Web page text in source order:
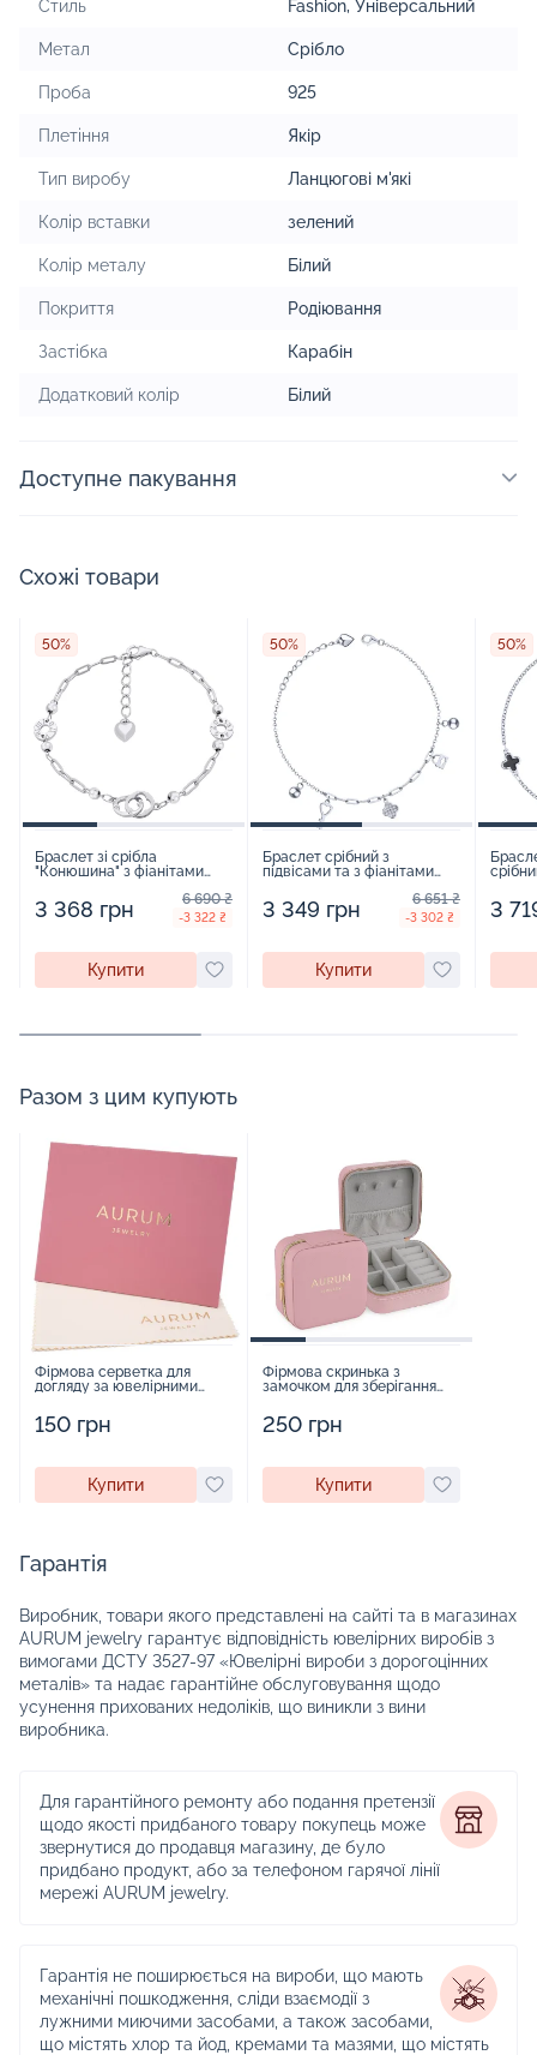
Стиль Fashion, Універсальний
Метал Срібло
Проба 925
Плетіння Якір
Тип виробу Ланцюгові м'які
Колір вставки зелений
Колір металу Білий
Покриття Родіювання
Застібка Карабін
Додатковий колір Білий
Доступне пакування
Схожі товари
50%
Браслет зі срібла
"Конюшина" з фіанітами
3 368 грн 6 690 ₴
-3 322 ₴
Купити
50%
Браслет срібний з
підвісами та з фіанітами
3 349 грн 6 651 ₴
-3 302 ₴
Купити
50%
3
Разом з цим купують
Фірмова серветка для
догляду за ювелірними
150 грн
Купити
Фірмова скринька з
замочком для зберігання
250 грн
Купити
Гарантія
Виробник, товари якого представлені на сайті та в магазинах
AURUM jewelry гарантує відповідність ювелірних виробів з
вимогами ДСТУ 3527-97 «Ювелірні вироби з дорогоцінних
металів» та надає гарантійне обслуговування щодо
усунення прихованих недоліків, що виникли з вини
виробника.
Для гарантійного ремонту або подання претензії
щодо якості придбаного товару покупець може
звернутися до продавця магазину, де було
придбано продукт, або за телефоном гарячої лінії
мережі AURUM jewelry.
Гарантія не поширюється на вироби, що мають
механічні пошкодження, сліди взаємодії з
лужними миючими засобами, а також засобами,
що містять хлор та йод, кремами та мазями, що містять